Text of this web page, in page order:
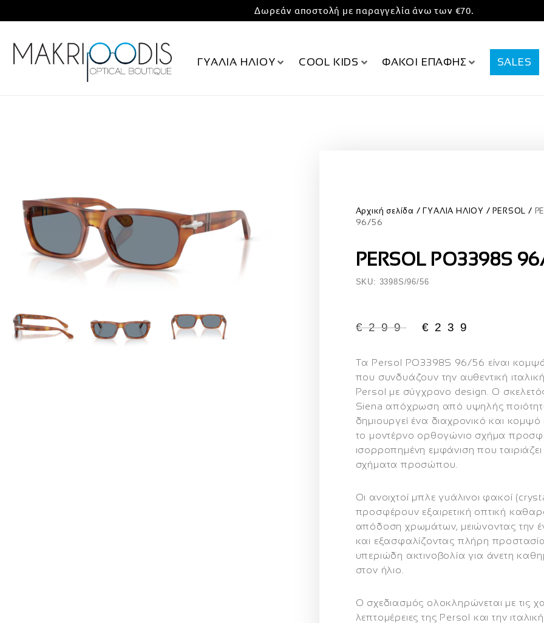
Δωρεάν αποστολή με παραγγελία άνω των €70.
ΓΥΑΛΙΑ ΗΛΙΟΥ COOL KIDS ΦΑΚΟΙ ΕΠΑΦΗΣ SALES
Αρχική σελίδα ΓΥΑΛΙΑ ΗΛΙΟΥ PERSOL
96/56
PERSOL PO3398S
SKU: 3398S/96/56
€299 € 239
Τα Persol PO3398S 96/56 είναι
που συνδυάζουν την αυθεντική
Persol με σύγχρονο design. Ο
Siena απόχρωση από υψηλής
δημιουργεί ένα διαχρονικό και
το μοντέρνο ορθογώνιο σχήμα
ισορροπημένη εμφάνιση που
σχήματα προσώπου.
Οι ανοιχτοί μπλε γυάλινοι φακοί
προσφέρουν εξαιρετική οπτική
απόδοση χρωμάτων, μειώνοντας την
και εξασφαλίζοντας πλήρη
υπεριώδη ακτινοβολία για άνετη
στον ήλιο.
Ο σχεδιασμός ολοκληρώνεται με τις
λεπτομέρειες της Persol και την